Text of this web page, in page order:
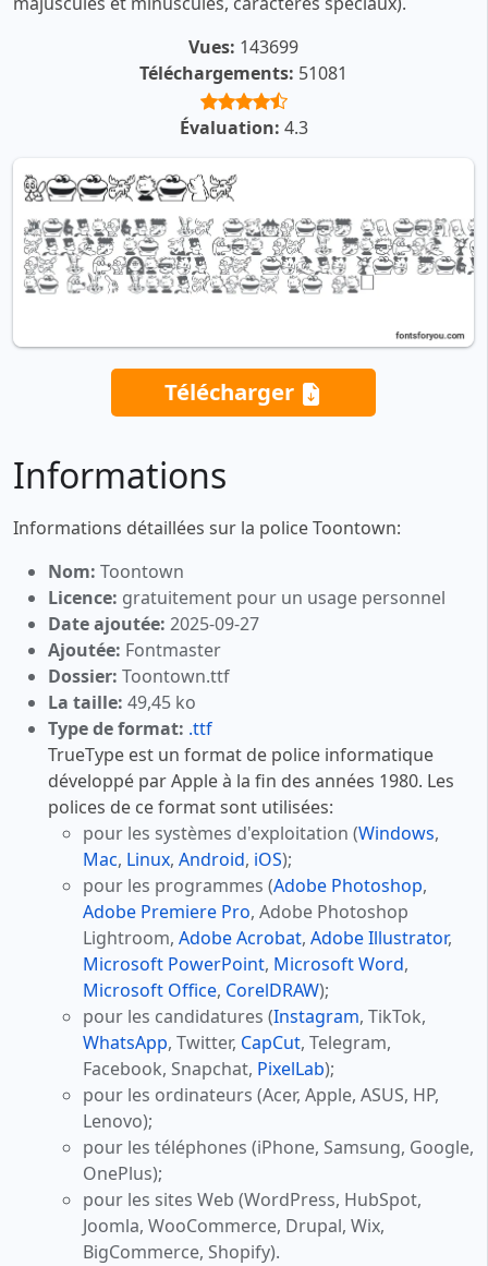
Vues: 143699
Téléchargements: 51081
Évaluation: 4.3
Télécharger
Informations
Informations détaillées sur la police Toontown:
Nom: Toontown
Licence: gratuitement pour un usage personnel
Date ajoutée: 2025-09-27
Ajoutée: Fontmaster
Dossier: Toontown.ttf
La taille: 49,45 ko
Type de format: .ttf
TrueType est un format de police informatique
développé par Apple à la fin des années 1980. Les
polices de ce format sont utilisées:
pour les systèmes d'exploitation (Windows,
Mac, Linux, Android, iOS);
pour les programmes (Adobe Photoshop,
Adobe Premiere Pro, Adobe Photoshop
Lightroom, Adobe Acrobat, Adobe Illustrator,
Microsoft PowerPoint, Microsoft Word,
Microsoft Office, CorelDRAW);
pour les candidatures (Instagram, TikTok,
WhatsApp, Twitter, CapCut, Telegram,
Facebook, Snapchat, PixelLab);
pour les ordinateurs (Acer, Apple, ASUS, HP,
Lenovo);
pour les téléphones (iPhone, Samsung, Google,
OnePlus);
pour les sites Web (WordPress, HubSpot,
Joomla, WooCommerce, Drupal, Wix,
BigCommerce, Shopify).